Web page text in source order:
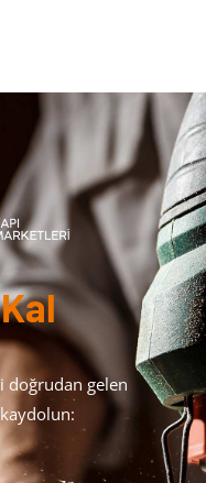
doğrudan gelen